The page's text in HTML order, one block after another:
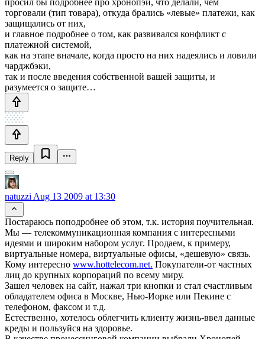
торговали (тип товара), откуда брались «левые» платежи, как
защищались от них,
и главное подробнее о том, как развивался конфликт с
платежной системой,
как на этапе вначале, когда просто на них надеялись и ловили
чарджбэки,
так и после введения собственной вашей защиты, и
разумеется о защите…
Reply
natuzzi Aug 13 2009 at 13:30
Постараюсь поподробнее об этом, т.к. история поучительная.
Мы — телекоммуникационная компания с интересными
идеями и широким набором услуг. Продаем, к примеру,
виртуальные номера, виртуальные офисы, «дешевую» связь.
Кому интересно www.hottelecom.net. Покупатели-от частных
лиц до крупных корпораций по всему миру.
Зашел человек на сайт, нажал три кнопки и стал счастливым
обладателем офиса в Москве, Нью-Иорке или Пекине с
телефоном, факсом и т.д.
Естественно, хотелось облегчить клиенту жизнь-ввел данные
креды и пользуйся на здоровье.